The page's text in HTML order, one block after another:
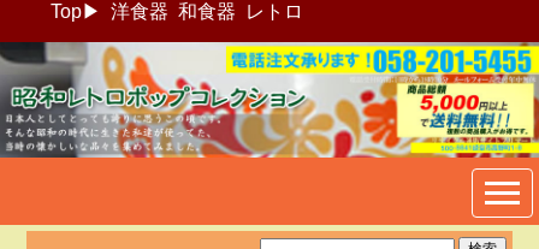
Top▶ 洋食器 和食器 レトロ
昭和レトロポップ食器生活雑
貨通販＠フリマート